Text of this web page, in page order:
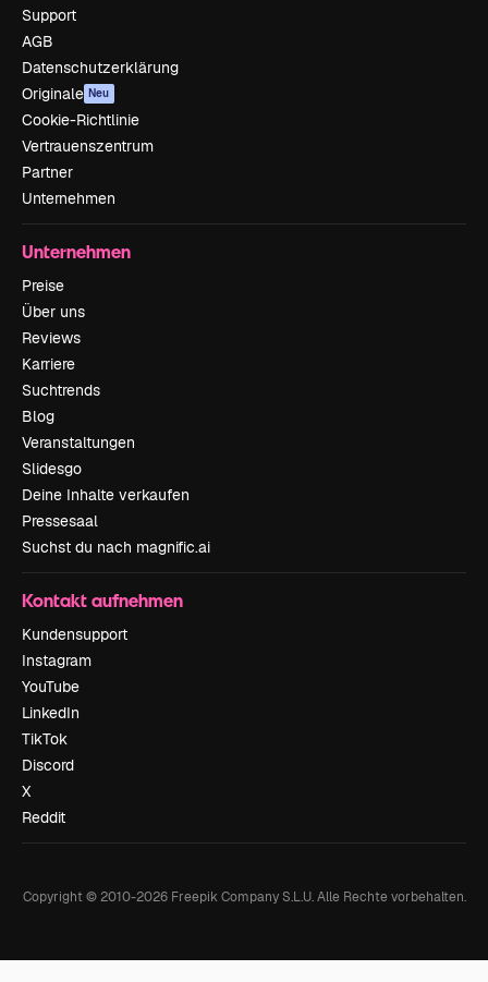
Support
AGB
Datenschutzerklärung
Originale Neu
Cookie-Richtlinie
Vertrauenszentrum
Partner
Unternehmen
Unternehmen
Preise
Über uns
Reviews
Karriere
Suchtrends
Blog
Veranstaltungen
Slidesgo
Deine Inhalte verkaufen
Pressesaal
Suchst du nach magnific.ai
Kontakt aufnehmen
Kundensupport
Instagram
YouTube
LinkedIn
TikTok
Discord
X
Reddit
Copyright © 2010-2026Freepik Company S.L.U. Alle Rechte vorbehalten.